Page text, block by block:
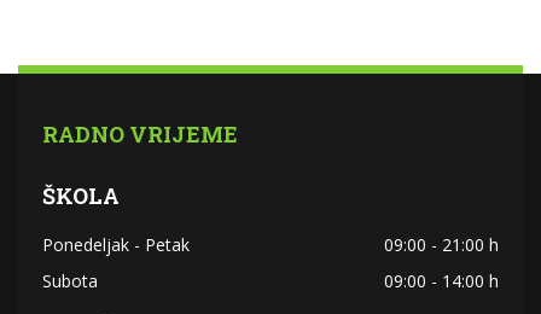
RADNO VRIJEME
ŠKOLA
Ponedeljak - Petak
09:00 - 21:00 h
Subota
09:00 - 14:00 h